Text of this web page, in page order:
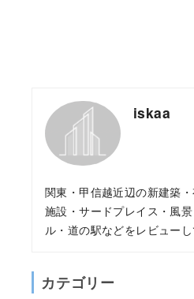
iskaa
関東・甲信越近辺の新建築
施設・サードプレイス・風
ル・道の駅などをレビューし
カテゴリー